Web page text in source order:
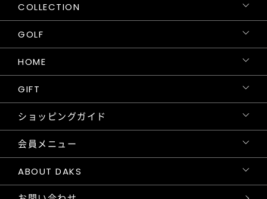
COLLECTION
GOLF
HOME
GIFT
ショッピングガイド
会員メニュー
ABOUT DAKS